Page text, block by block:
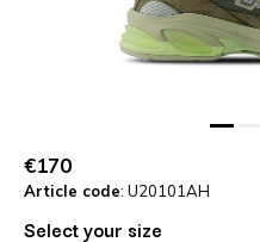
€170
Article code: U20101AH
Select your size